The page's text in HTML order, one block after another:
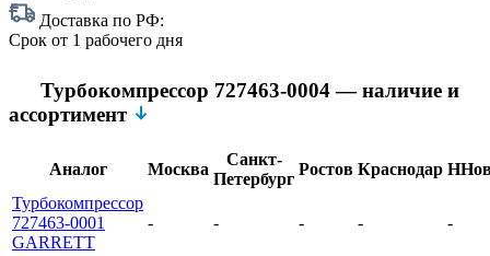
Доставка по РФ:
Срок от 1 рабочего дня
Турбокомпрессор 727463-0004 — наличие и
ассортимент
Аналог Москва
Санкт-
Петербург
Ростов Краснодар
Турбокомпрессор
727463-0001
GARRETT
- - - - -